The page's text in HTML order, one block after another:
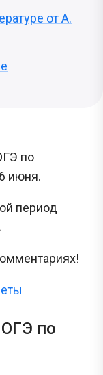
от А.
по
июня.
период
по